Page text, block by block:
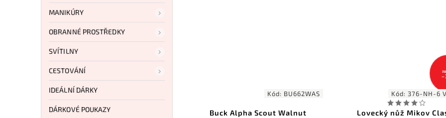
MANIKÚRY
OBRANNÉ PROSTŘEDKY
SVÍTILNY
CESTOVÁNÍ
IDEÁLNÍ DÁRKY
DÁRKOVÉ POUKAZY
Buck Alpha Scout Walnut
Kód:376-NH-6 VENADO
Lovecký nůž Mikov Classic
Gerber Terracraft